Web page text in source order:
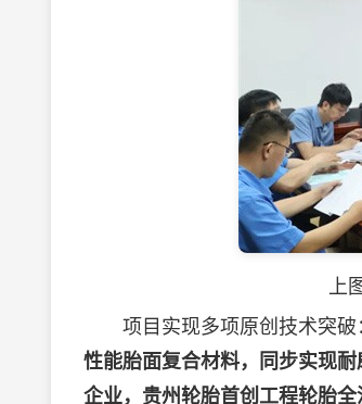
上图
项目实现多项原创技术突破
性能胎面复合材料，同步实现耐
企业，贵州轮胎首创工程轮胎